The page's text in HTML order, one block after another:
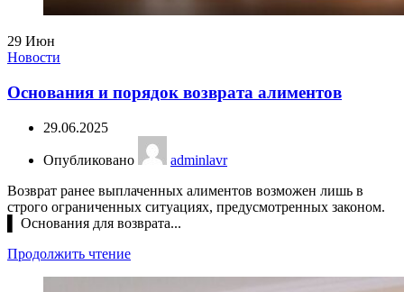
29 Июн
Новости
Основания и порядок возврата алиментов
29.06.2025
Опубликовано
adminlavr
Возврат ранее выплаченных алиментов возможен лишь в
строго ограниченных ситуациях, предусмотренных законом.
▌ Основания для возврата...
Продолжить чтение